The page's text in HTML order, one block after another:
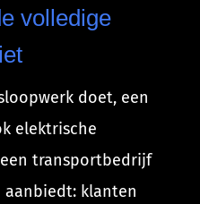
volledige
doet, een
elektrische
transportbedrijf
klanten